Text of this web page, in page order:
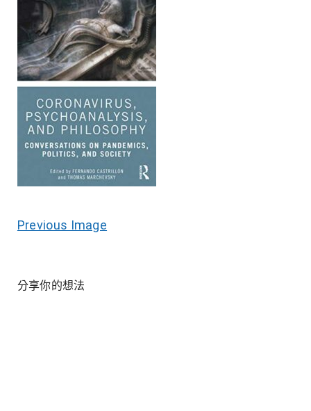
Previous Image
分享你的想法